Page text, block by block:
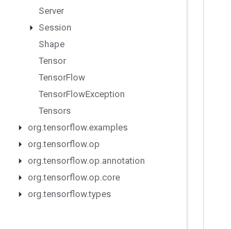
Server
Session
Shape
Tensor
TensorFlow
TensorFlowException
Tensors
org.tensorflow.examples
org.tensorflow.op
org.tensorflow.op.annotation
org.tensorflow.op.core
org.tensorflow.types